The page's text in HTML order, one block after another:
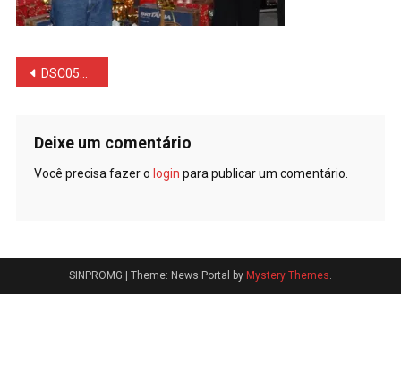
Navegação
Post
DSC05244
Deixe um comentário
Você precisa fazer o login para publicar um comentário.
SINPROMG Theme: News Portal by Mystery Themes.